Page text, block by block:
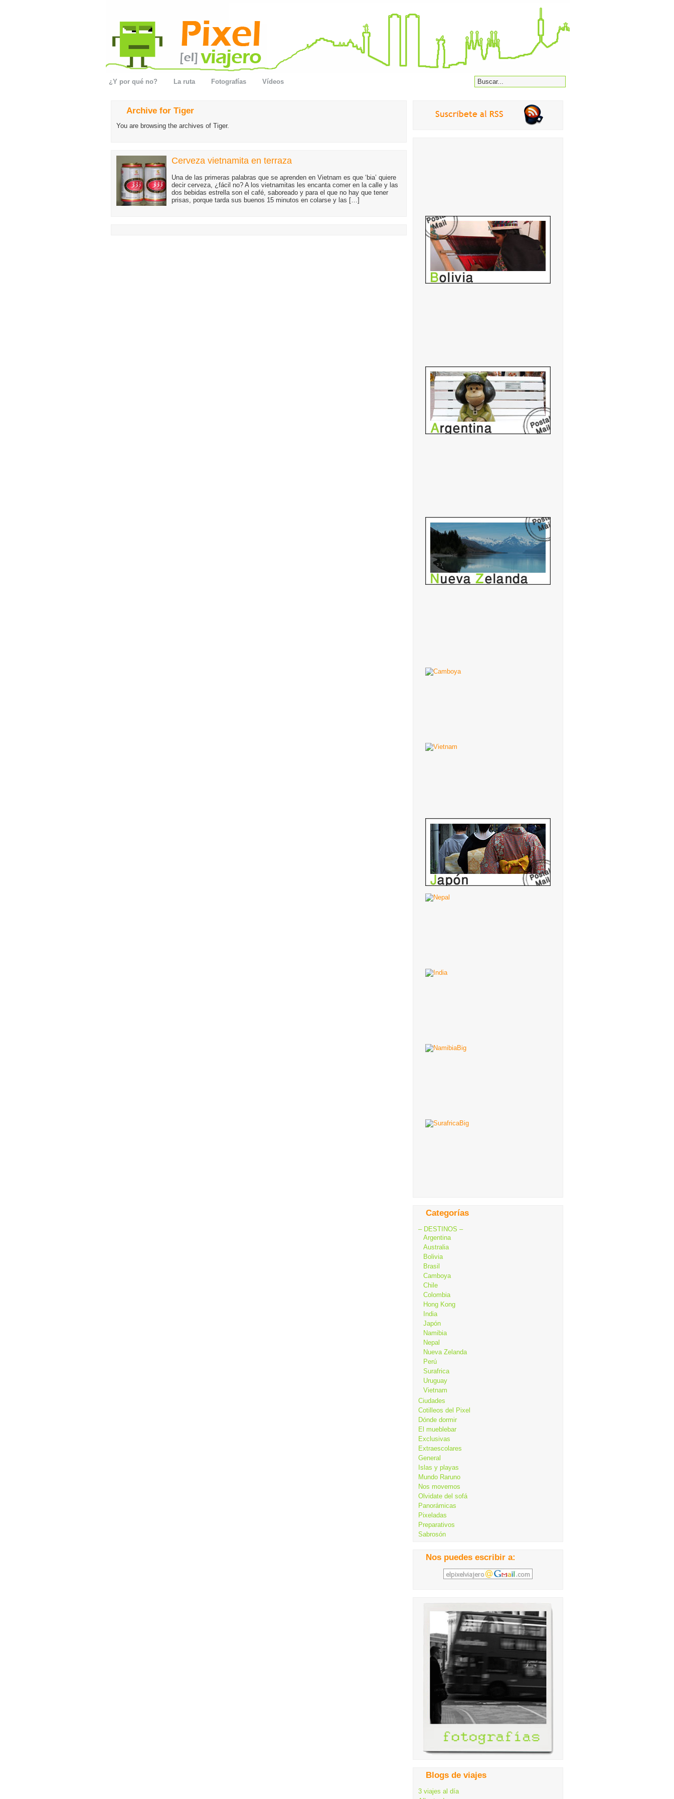
¿Y por qué no? La ruta Fotografías Vídeos
Archive for Tiger
You are browsing the archives of Tiger.
Cerveza vietnamita en terraza
Una de las primeras palabras que se aprenden en Vietnam es que ‘bia’ quiere
decir cerveza, ¿fácil no? A los vietnamitas les encanta comer en la calle y las
dos bebidas estrella son el café, saboreado y para el que no hay que tener
prisas, porque tarda sus buenos 15 minutos en colarse y las […]
Categorías
– DESTINOS –
Argentina
Australia
Bolivia
Brasil
Camboya
Chile
Colombia
Hong Kong
India
Japón
Namibia
Nepal
Nueva Zelanda
Perú
Surafrica
Uruguay
Vietnam
Ciudades
Cotilleos del Pixel
Dónde dormir
El mueblebar
Exclusivas
Extraescolares
General
Islas y playas
Mundo Raruno
Nos movemos
Olvidate del sofá
Panorámicas
Pixeladas
Preparativos
Sabrosón
Nos puedes escribir a:
Blogs de viajes
3 viajes al día